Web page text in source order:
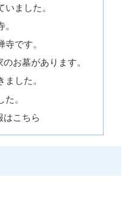
ました。
です。
お墓があります。
した。
。
はこちら